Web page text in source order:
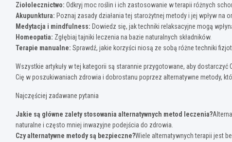
Ziołolecznictwo: Odkryj moc roślin i ich zastosowanie w terapii różnych
Akupunktura: Poznaj zasady działania tej starożytnej metody i jej wpływ na
Medytacja i mindfulness: Dowiedz się, jak techniki relaksacyjne mogą
Homeopatia: Zgłębiaj tajniki leczenia na bazie naturalnych składników.
Terapie manualne: Sprawdź, jakie korzyści niosą ze sobą różne techniki
Wszystkie artykuły w tej kategorii są starannie przygotowane, aby
Cię w poszukiwaniach zdrowia i dobrostanu poprzez alternatywne metody,
Najczęściej zadawane pytania
Jakie są główne zalety stosowania alternatywnych metod leczenia?
naturalne i często mniej inwazyjne podejścia do zdrowia.
Czy alternatywne metody są bezpieczne?Wiele alternatywnych terapii jest